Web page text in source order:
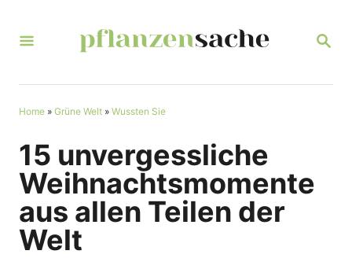
S
R
Home » Grüne Welt » Wussten Sie
15 unvergessliche
Weihnachtsmomente
aus allen Teilen der
Welt